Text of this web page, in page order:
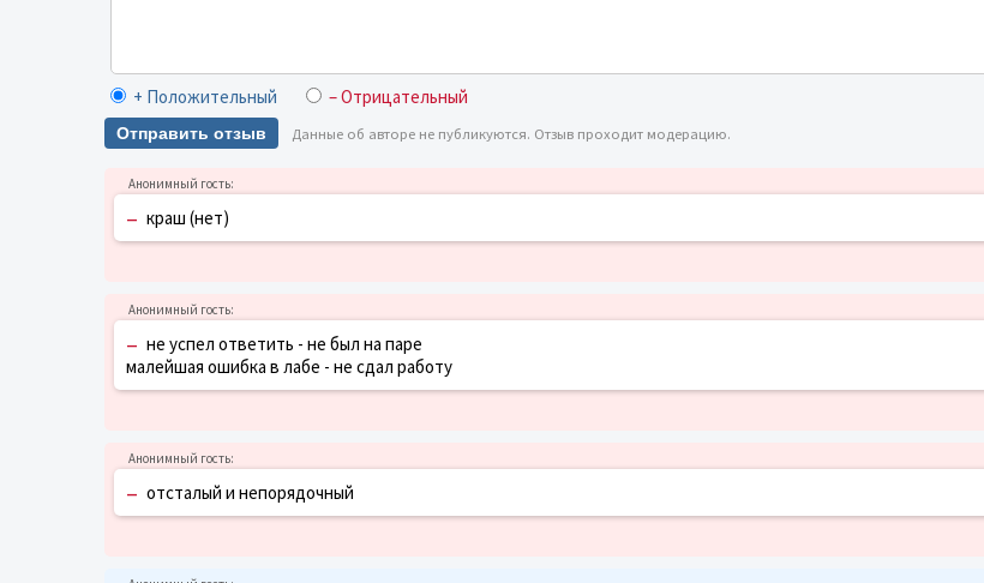
+ Положительный – Отрицательный
Отправить отзыв Данные об авторе не публикуются. Отзыв проходит модерацию.
– краш (нет)
– не успел ответить - не был на паре
малейшая ошибка в лабе - не сдал работу
– отсталый и непорядочный